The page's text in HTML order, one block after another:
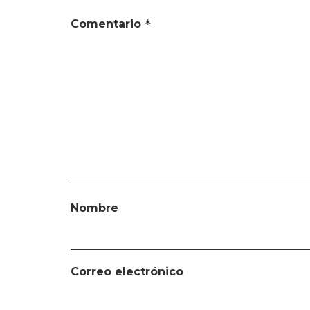
Comentario *
Nombre
Correo electrónico